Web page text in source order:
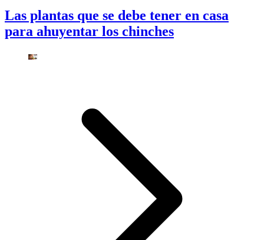
Las plantas que se debe tener en casa
para ahuyentar los chinches